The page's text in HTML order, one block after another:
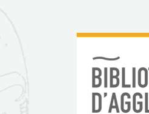
menu
contenu
la